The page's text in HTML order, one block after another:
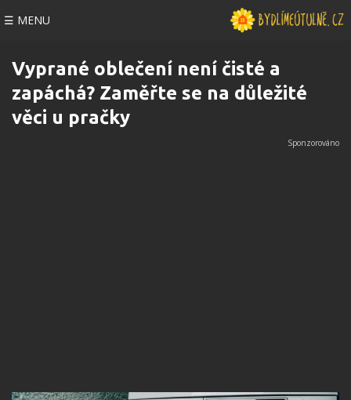
☰ MENU
Vyprané oblečení není čisté a
zapáchá? Zaměřte se na důležité
věci u pračky